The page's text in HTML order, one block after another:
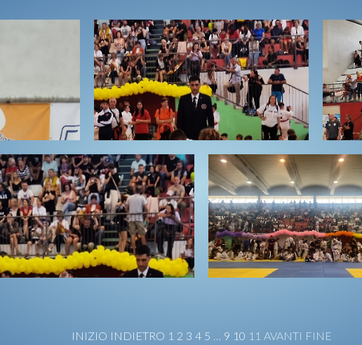
INIZIO INDIETRO 1 2 3 4 5 … 9 10 11 AVANTI FINE